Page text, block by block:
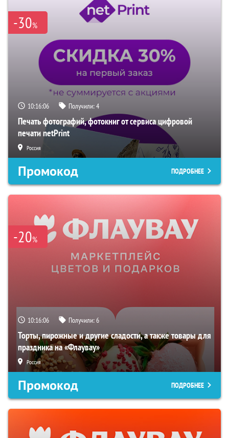
-30%
10:16:05 Получили:4
Печать фотографий, фотокниг от сервиса цифровой
печати netPrint
Россия
Промокод ПОДРОБНЕЕ
-20%
10:16:05 Получили:6
Торты, пирожные и другие сладости, а также товары для
праздника на «Флаувау»
Россия
Промокод ПОДРОБНЕЕ